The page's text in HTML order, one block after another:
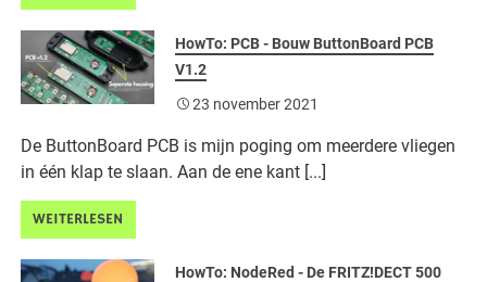
HowTo: PCB - Bouw ButtonBoard PCB
V1.2
23 november 2021
De ButtonBoard PCB is mijn poging om meerdere vliegen
in één klap te slaan. Aan de ene kant [...]
WEITERLESEN
HowTo: NodeRed - De FRITZ!DECT 500